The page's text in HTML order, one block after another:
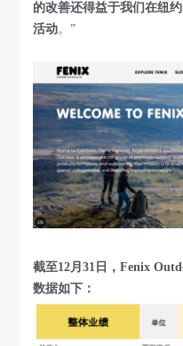
的改善还得益于我们在纽
活动。”
截至12月31日，Fenix
数据如下：